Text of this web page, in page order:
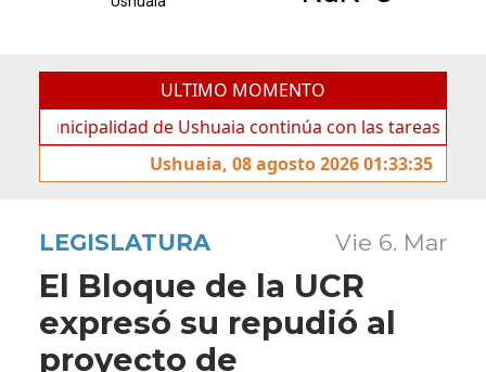
ULTIMO MOMENTO
de Ushuaia continúa con las tareas de
Ushuaia, 08 agosto 2026 01:33:35
LEGISLATURA Vie 6. Mar
El Bloque de la UCR
expresó su repudió al
proyecto de